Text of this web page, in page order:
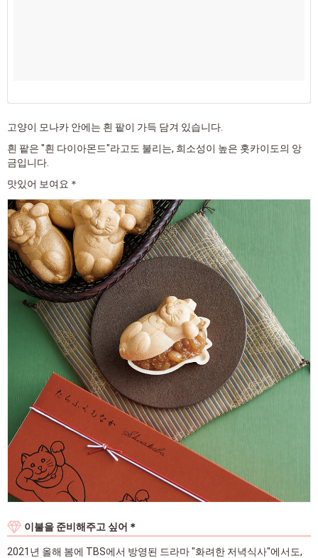
고양이 모나카 안에는 흰 팥이 가득 담겨 있습니다.
흰 팥은 "흰 다이아몬드"라고도 불리는, 희소성이 높은 홋카이도의 앙
금입니다.
맛있어 보여요＊
이불을 준비해주고 싶어＊
2021년 올해 봄에 TBS에서 방영된 드라마 "화려한 저녁식사"에서도,